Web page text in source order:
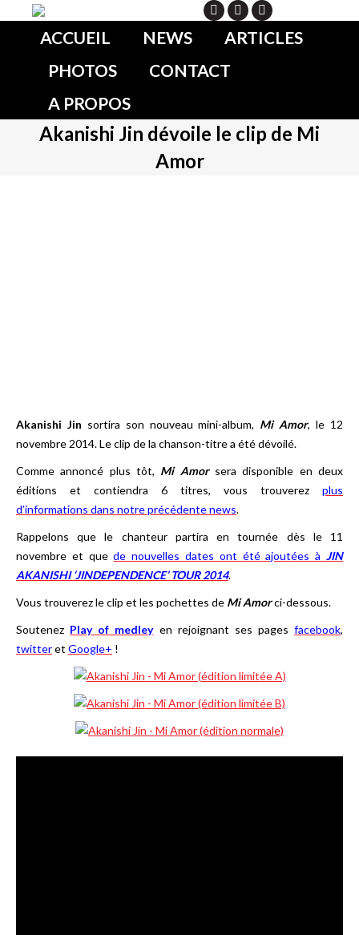
ACCUEIL NEWS
ARTICLES
PHOTOS
CONTACT
A PROPOS
Akanishi Jin dévoile le clip de Mi
Amor
Akanishi Jin sortira son nouveau mini-album, Mi Amor, le 12
novembre 2014. Le clip de la chanson-titre a été dévoilé.
Comme annoncé plus tôt, Mi Amorsera disponible en deux
éditions et contiendra 6 titres, vous trouverez plus
d’informations dans notre précédente news.
Rappelons que le chanteur partira en tournée dès le 11
novembre et quede nouvelles dates ont été ajoutées àJIN
AKANISHI ‘JINDEPENDENCE’ TOUR 2014.
Vous trouverez le clip et les pochettes de Mi Amorci-dessous.
Soutenez Play of medleyen rejoignant ses pages facebook,
twitteret Google+ !